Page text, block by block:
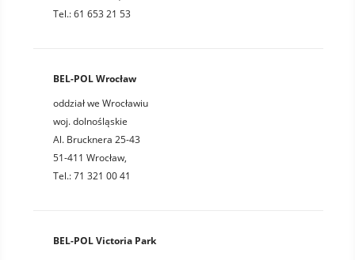
Tel.: 61 653 21 53
BEL-POL Wrocław
oddział we Wrocławiu
woj. dolnośląskie
Al. Brucknera 25-43
51-411 Wrocław,
Tel.: 71 321 00 41
BEL-POL Victoria Park